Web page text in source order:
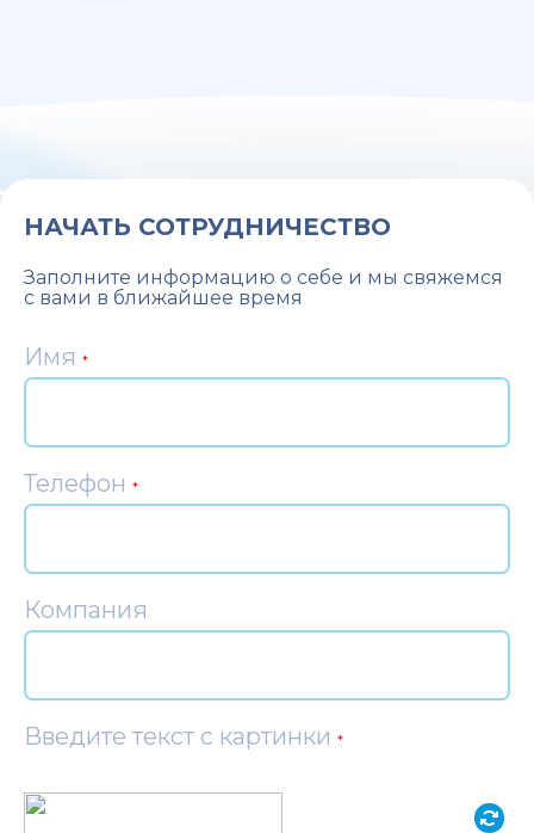
НАЧАТЬ СОТРУДНИЧЕСТВО
Заполните информацию о себе и мы свяжемся
с вами в ближайшее время
Имя *
Телефон *
Компания
Введите текст с картинки *